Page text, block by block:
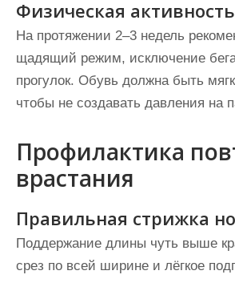
Физическая
На протяжении 2–3 недель
щадящий режим, исключение
прогулок. Обувь должна быть
чтобы не создавать давления на
Профилактика
врастания
Правильная стрижка
Поддержание длины чуть выше
срез по всей ширине и лёгкое